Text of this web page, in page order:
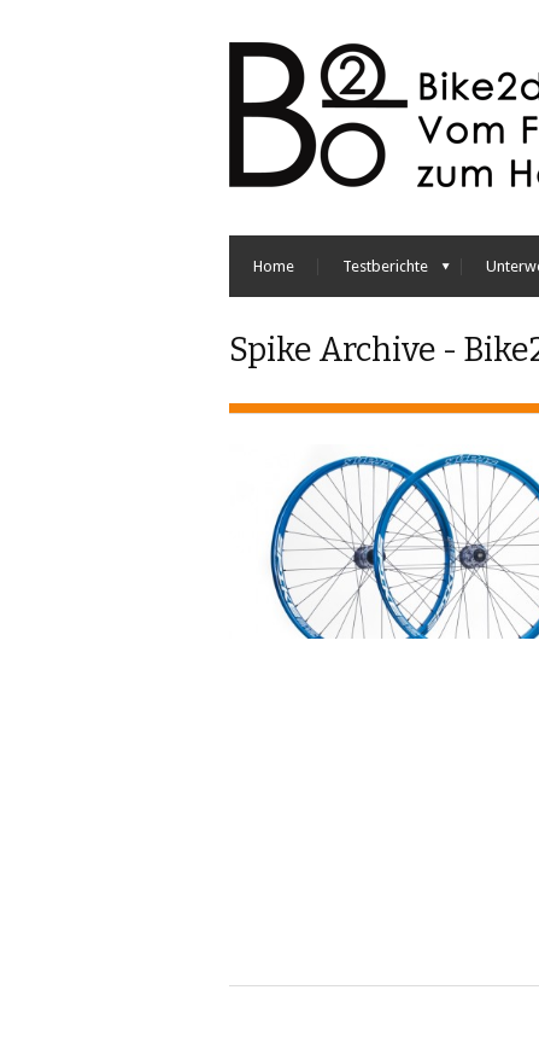
Home Testberichte
Spike Archive -